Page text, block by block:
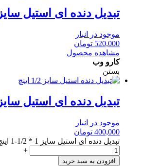
تبدیل دنده ای استیل سایز 2 * 1 اینچ
موجود در انبار
520,000 تومان
مشاهده محصول
کارو وب
بستن
تبدیل دنده ای استیل سایز 1 * 1/2-1 اینچ
موجود در انبار
400,000 تومان
تبدیل دنده ای استیل سایز 1 * 1/2-1 اینچ عدد
+
افزودن به سبد خرید